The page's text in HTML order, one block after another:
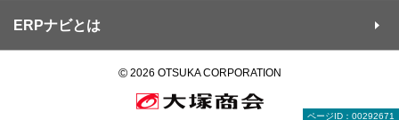
ページID：00292671
ERPナビとは
©2026 OTSUKA CORPORATION